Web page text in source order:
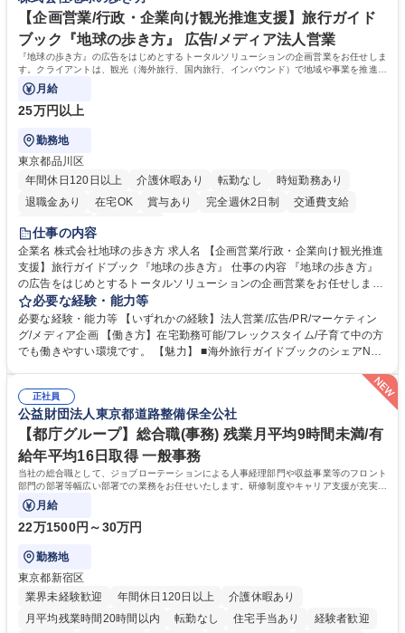
再雇用有
賃の50%（月額7万円まで）を補助 学歴・資格 学歴：大学院 大学 語学
力： 資格：
【企画営業/行政・企業向け観光推進支援】旅行ガイド
ブック『地球の歩き方』 広告/メディア法人営業
『地球の歩き方』の広告をはじめとするトータルソリューションの企画営業をお任せしま
す。クライアントは、観光（海外旅行、国内旅行、インバウンド）で地域や事業を推進し
たい国内外の行政や企業です。
月給
25万円以上
勤務地
東京都品川区
年間休日120日以上
介護休暇あり 転勤なし
時短勤務あり
退職金あり
在宅OK 賞与あり 完全週休2日制
交通費支給
駅近5分以内
仕事の内容
企業名 株式会社地球の歩き方 求人名 【企画営業/行政・企業向け観光推進
支援】旅行ガイドブック『地球の歩き方』 仕事の内容 『地球の歩き方』
の広告をはじめとするトータルソリューションの企画営業をお任せしま
す。クライアントは、観光（海外旅行、国内旅行、インバウンド）で地域
や事業を推進したい国内外の行政や企業です。 【業務詳細】■『地球の歩
き方』は海外旅行ガイドブックのNo.1ブランドであり、国内旅行において
も牽引しております。観光推進支援においても、業界を牽引する意欲的な
国策事業です。「GOOD LUCK TRIP」は、海外旅行ガイドブックと同様
に、インバウンドのトップブランドに成長しております■旅が業務であ
り、日常です。旅好きにはこれ以上ない環境です 募集職種 【企画営業/行
政・企業向け観光推進支援】旅行ガイドブック『地球の歩き方』
必要な経験・能力等
必要な経験・能力等 【いずれかの経験】法人営業/広告/PR/マーケティン
グ/メディア企画 【働き方】在宅勤務可能/フレックスタイム/子育て中の方
でも働きやすい環境です。 【魅力】 ■海外旅行ガイドブックのシェアNo.1
ることが可能です。 ■国内旅行ガイドブックは立ち上げ間もない新規事業
であり、「地球の歩き方」としてどう取り組むか、共に形を作るコアメン
バーとして活躍いただきます。 学歴・資格 学歴：大学院 大学 語学力： 資
格：
正社員
公益財団法人東京都道路整備保全公社
【都庁グループ】総合職(事務) 残業月平均9時間未満/有
給年平均16日取得 一般事務
当社の総合職として、ジョブローテーションによる人事経理部門や収益事業等のフロント
部門の部署等幅広い部署での業務をお任せいたします。研修制度やキャリア支援が充実し
ております！ ※下記業務詳細
月給
22万1500円～30万円
勤務地
東京都新宿区
業界未経験歓迎
年間休日120日以上
介護休暇あり
月平均残業時間20時間以内
転勤なし 住宅手当あり
経験者歓迎